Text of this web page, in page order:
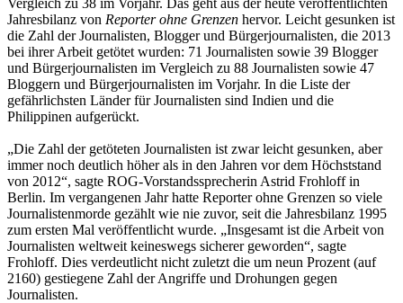
Vergleich zu 38 im Vorjahr. Das geht aus der heute veröffentlichten
Jahresbilanz von Reporter ohne Grenzen hervor. Leicht gesunken ist
die Zahl der Journalisten, Blogger und Bürgerjournalisten, die 2013
bei ihrer Arbeit getötet wurden: 71 Journalisten sowie 39 Blogger
und Bürgerjournalisten im Vergleich zu 88 Journalisten sowie 47
Bloggern und Bürgerjournalisten im Vorjahr. In die Liste der
gefährlichsten Länder für Journalisten sind Indien und die
Philippinen aufgerückt.
„Die Zahl der getöteten Journalisten ist zwar leicht gesunken, aber
immer noch deutlich höher als in den Jahren vor dem Höchststand
von 2012“, sagte ROG-Vorstandssprecherin Astrid Frohloff in
Berlin. Im vergangenen Jahr hatte Reporter ohne Grenzen so viele
Journalistenmorde gezählt wie nie zuvor, seit die Jahresbilanz 1995
zum ersten Mal veröffentlicht wurde. „Insgesamt ist die Arbeit von
Journalisten weltweit keineswegs sicherer geworden“, sagte
Frohloff. Dies verdeutlicht nicht zuletzt die um neun Prozent (auf
2160) gestiegene Zahl der Angriffe und Drohungen gegen
Journalisten.